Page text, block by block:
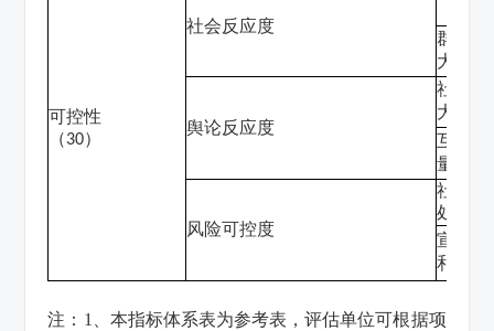
可控性
（30）
社会反应度
群体
大、
舆论反应度
社会
大规
互联
量负面
风险可控度
社会
处置预
宣传
和舆
注： 1
、本指标体系表为参考表，评估单位可根据项